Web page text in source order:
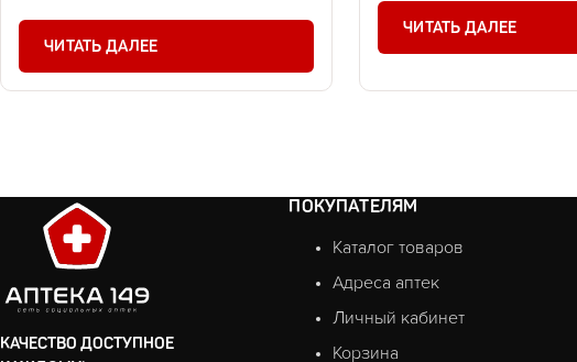
ЧИТАТЬ ДАЛЕЕ
ЧИТАТЬ ДАЛЕЕ
КАЧЕСТВО ДОСТУПНОЕ
ПОКУПАТЕЛЯМ
Каталог товаров
Адреса аптек
Личный кабинет
Корзина